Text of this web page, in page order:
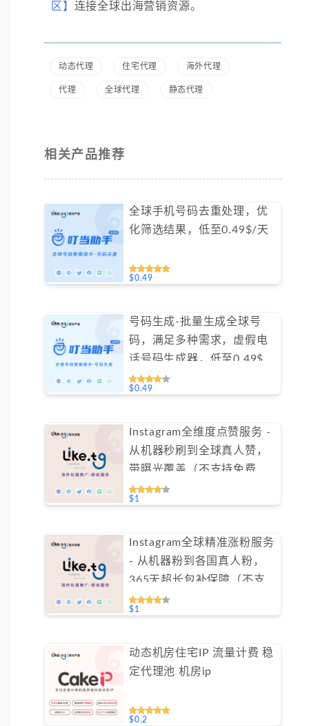
区】 连接全球出海营销资源。
动态代理 住宅代理 海外代理
代理 全球代理 静态代理
相关产品推荐
全球手机号码去重处理，优
化筛选结果，低至0.49$/天
$0.49
号码生成-批量生成全球号
码，满足多种需求，虚假电
话号码生成器，低至0.49$/
天#GN016
$0.49
Instagram全维度点赞服务 -
从机器秒刷到全球真人赞，
带曝光覆盖（不支持免费测
试）
$1
Instagram全球精准涨粉服务
- 从机器粉到各国真人粉，
365天超长包补保障（不支
持免费测试）
$1
动态机房住宅IP 流量计费 稳
定代理池 机房ip
$0.2